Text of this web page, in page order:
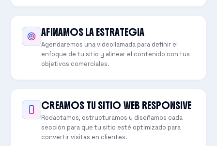
AFINAMOS LA ESTRATEGIA
Agendaremos una videollamada para definir el
enfoque de tu sitio y alinear el contenido con tus
objetivos comerciales.
CREAMOS TU SITIO WEB RESPONSIVE
Redactamos, estructuramos y diseñamos cada
sección para que tu sitio esté optimizado para
convertir visitas en clientes.